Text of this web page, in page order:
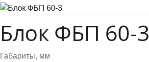
Блок ФБП 60-3
Габариты, мм